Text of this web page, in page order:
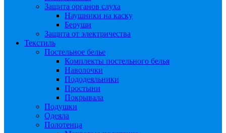
Защита органов слуха
Наушники на каску
Беруши
Защита от электричества
Текстиль
Постельное белье
Комплекты постельного белья
Наволочки
Пододеяльники
Простыни
Покрывала
Подушки
Одеяла
Полотенца